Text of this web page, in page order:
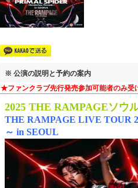
※ 公演の説明と予約の案内
★ファンクラブ先行発売参加可能者のみ
2025 THE RAMPAGEソウ
THE RAMPAGE LIVE TOUR
～ in SEOUL